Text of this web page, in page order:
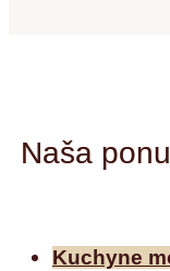
Naša
Kuchyne